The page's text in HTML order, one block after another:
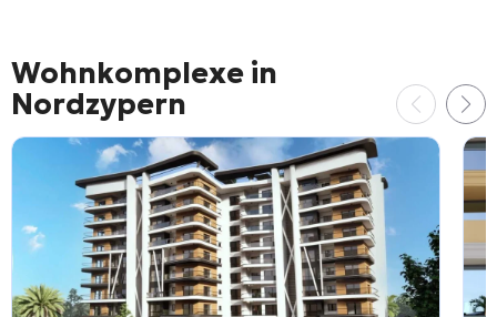
Wohnkomplexe in
Nordzypern